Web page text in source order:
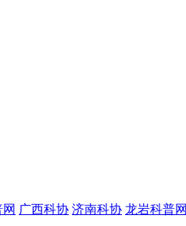
广西科协 济南科协 龙岩科普网